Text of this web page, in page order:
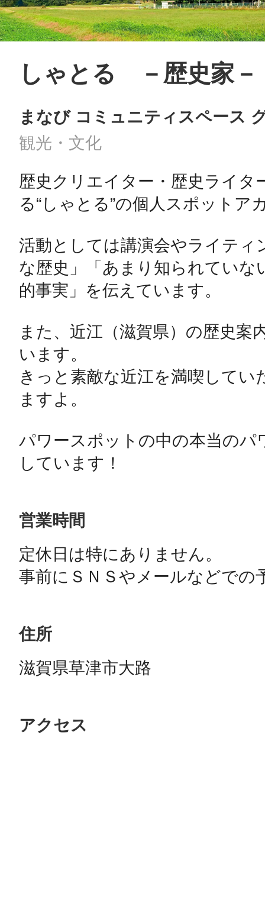
しゃとる －歴史家－
まなび コミュニティスペース
観光・文化
歴史クリエイター・歴史ライタ
る“しゃとる”の個人スポットア
活動としては講演会やライティ
な歴史」「あまり知られていな
的事実」を伝えています。
また、近江（滋賀県）の歴史案
います。
きっと素敵な近江を満喫してい
ますよ。
パワースポットの中の本当のパ
しています！
営業時間
定休日は特にありません。
事前にＳＮＳやメールなどでの
住所
滋賀県草津市大路
アクセス
©︎ KAYAC Inc.All